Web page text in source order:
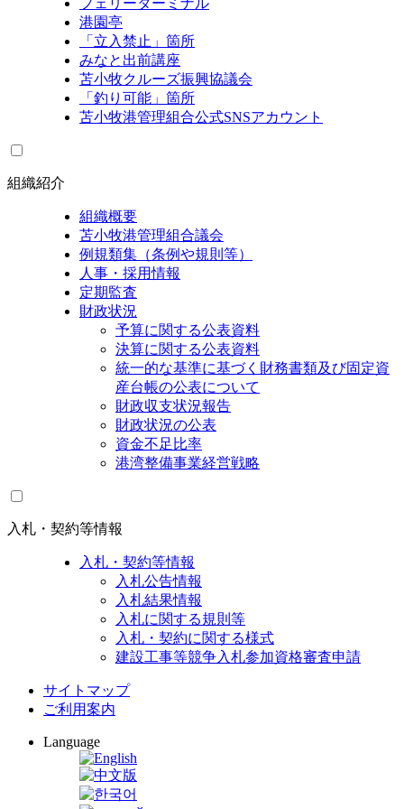
フェリーターミナル
港園亭
「立入禁止」箇所
みなと出前講座
苫小牧クルーズ振興協議会
「釣り可能」箇所
苫小牧港管理組合公式SNSアカウント
組織紹介
組織概要
苫小牧港管理組合議会
例規類集（条例や規則等）
人事・採用情報
定期監査
財政状況
予算に関する公表資料
決算に関する公表資料
統一的な基準に基づく財務書類及び固定資
産台帳の公表について
財政収支状況報告
財政状況の公表
資金不足比率
港湾整備事業経営戦略
入札・契約等情報
入札・契約等情報
入札公告情報
入札結果情報
入札に関する規則等
入札・契約に関する様式
建設工事等競争入札参加資格審査申請
サイトマップ
ご利用案内
Language